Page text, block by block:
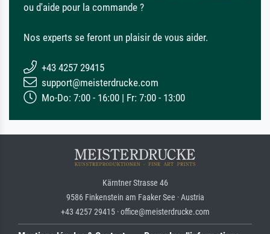
ou d'aide pour la commande ?
Nos experts se feront un plaisir de vous aider.
+43 4257 29415
support@meisterdrucke.com
Mo-Do: 7:00 - 16:00 | Fr: 7:00 - 13:00
Kärntner Strasse 46
9586 Finkenstein am Faaker See · Austria
+43 4257 29415 · office@meisterdrucke.com